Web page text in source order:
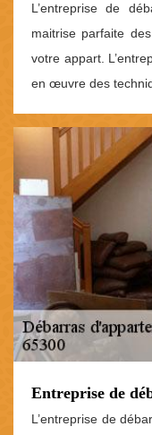
L’entreprise de
maitrise parfaite
votre appart.
en œuvre des
Entreprise de
L’entreprise de